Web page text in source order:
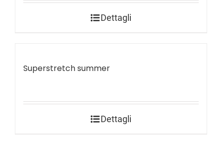
Dettagli
Superstretch summer
Dettagli